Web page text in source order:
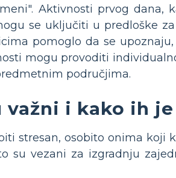
Aktivnosti prvog dana,
se uključiti u predloške
pomoglo da se
mogu provoditi
područjima.
važni i kako ih
stresan, osobito onima koji
su vezani za izgradnju